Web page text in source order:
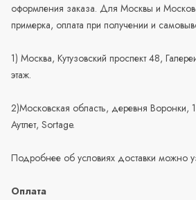
оформления заказа. Для Москвы и
примерка, оплата при получении и
1) Москва, Кутузовский проспект 48,
этаж.
2)Московская область, деревня Воронки,
Аутлет, Sortage.
Подробнее об условиях доставки можно
Оплата